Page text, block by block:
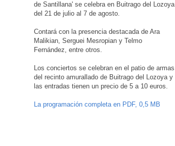
de Santillana' se celebra en Buitrago del Lozoya
del 21 de julio al 7 de agosto.
Contará con la presencia destacada de Ara
Malikian, Serguei Mesropian y Telmo
Fernández, entre otros.
Los conciertos se celebran en el patio de armas
del recinto amurallado de Buitrago del Lozoya y
las entradas tienen un precio de 5 a 10 euros.
La programación completa en PDF, 0,5 MB